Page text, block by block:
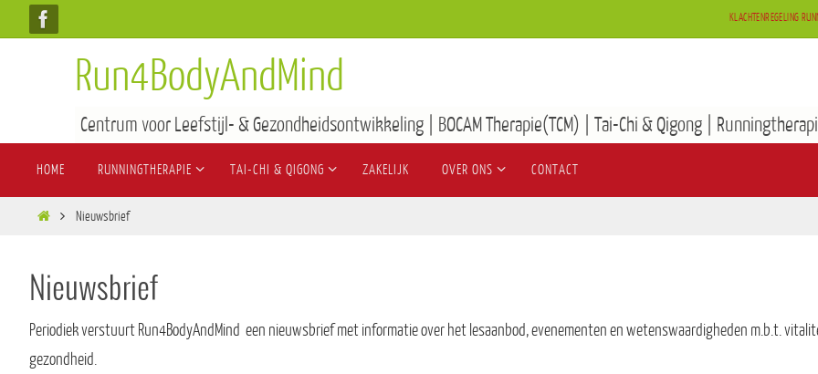
KLACHTENREGELING
Run4BodyAndMind
Centrum voor Leefstijl- & Gezondheidsontwikkeling | BOCAM Therapie(TCM) | Tai-Chi & Qigong |
HOME RUNNINGTHERAPIE TAI-CHI & QIGONG ZAKELIJK OVER ONS CONTACT
Nieuwsbrief
Nieuwsbrief
Periodiek verstuurt Run4BodyAndMind een nieuwsbrief met informatie over het lesaanbod, evenementen en wetenswaardigheden m.b.t.
gezondheid.